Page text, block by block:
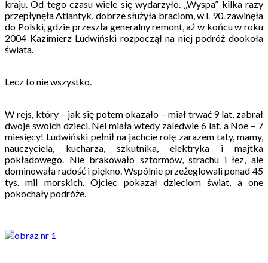
kraju. Od tego czasu wiele się wydarzyło. „Wyspa” kilka razy
przepłynęła Atlantyk, dobrze służyła braciom, w l. 90. zawinęła
do Polski, gdzie przeszła generalny remont, aż w końcu w roku
2004 Kazimierz Ludwiński rozpoczął na niej podróż dookoła
świata.
Lecz to nie wszystko.
W rejs, który – jak się potem okazało – miał trwać 9 lat, zabrał
dwoje swoich dzieci. Nel miała wtedy zaledwie 6 lat, a Noe – 7
miesięcy! Ludwiński pełnił na jachcie rolę zarazem taty, mamy,
nauczyciela, kucharza, szkutnika, elektryka i majtka
pokładowego. Nie brakowało sztormów, strachu i łez, ale
dominowała radość i piękno. Wspólnie przeżeglowali ponad 45
tys. mil morskich. Ojciec pokazał dzieciom świat, a one
pokochały podróże.